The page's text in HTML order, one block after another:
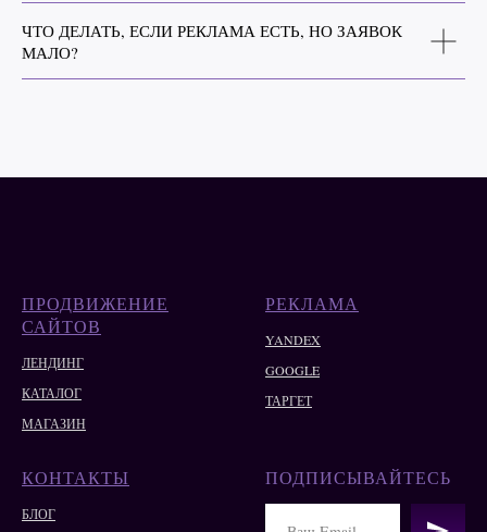
ЧТО ДЕЛАТЬ, ЕСЛИ РЕКЛАМА ЕСТЬ, НО ЗАЯВОК
МАЛО?
ПРОДВИЖЕНИЕ
САЙТОВ
ЛЕНДИНГ
КАТАЛОГ
МАГАЗИН
РЕКЛАМА
ТАРГЕТ
КОНТАКТЫ
БЛОГ
ПОДПИСЫВАЙТЕСЬ